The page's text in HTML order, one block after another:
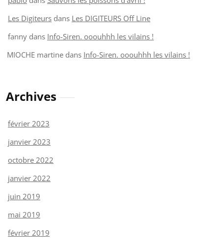
Les Digiteurs dans Les DIGITEURS Off Line
fanny dans Info-Siren. ooouhhh les vilains !
MIOCHE martine dans Info-Siren. ooouhhh les vilains !
Archives
février 2023
janvier 2023
octobre 2022
janvier 2022
juin 2019
mai 2019
février 2019